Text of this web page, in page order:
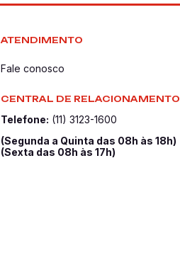
ATENDIMENTO
Fale conosco
CENTRAL DE RELACIONAMENTO
Telefone: (11) 3123-1600
(Segunda a Quinta das 08h às 18h)
(Sexta das 08h às 17h)